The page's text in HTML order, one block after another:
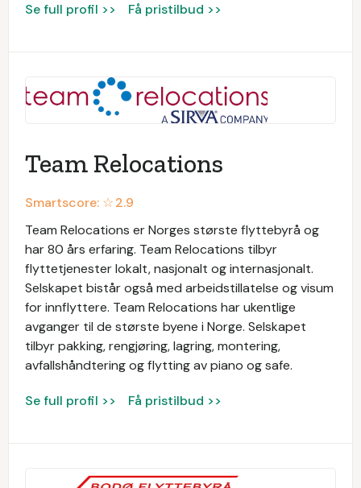
Se full profil >> Få pristilbud >>
Team Relocations
Smartscore: ☆2.9
Team Relocations er Norges største flyttebyrå og
har 80 års erfaring. Team Relocations tilbyr
flyttetjenester lokalt, nasjonalt og internasjonalt.
Selskapet bistår også med arbeidstillatelse og visum
for innflyttere. Team Relocations har ukentlige
avganger til de største byene i Norge. Selskapet
tilbyr pakking, rengjøring, lagring, montering,
avfallshåndtering og flytting av piano og safe.
Se full profil >> Få pristilbud >>